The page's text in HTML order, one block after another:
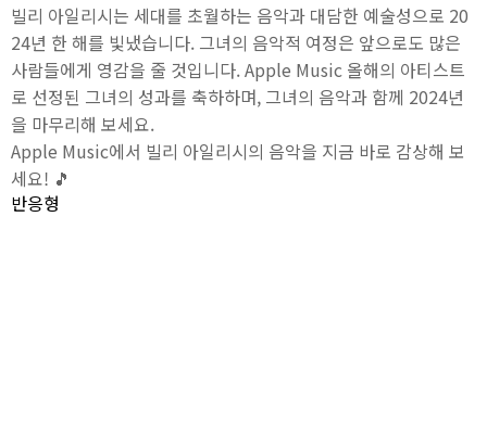
빌리 아일리시는 세대를 초월하는 음악과 대담한 예술성으로 20
24년 한 해를 빛냈습니다. 그녀의 음악적 여정은 앞으로도 많은
사람들에게 영감을 줄 것입니다. Apple Music 올해의 아티스트
로 선정된 그녀의 성과를 축하하며, 그녀의 음악과 함께 2024년
을 마무리해 보세요.
Apple Music에서 빌리 아일리시의 음악을 지금 바로 감상해 보
세요! 🎵
반응형